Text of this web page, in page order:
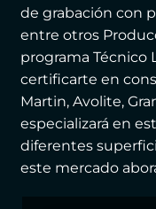
de grabación con
entre otros
programa Técnico
certificarte en
Martin, Avolite,
especializará en
diferentes
este mercado